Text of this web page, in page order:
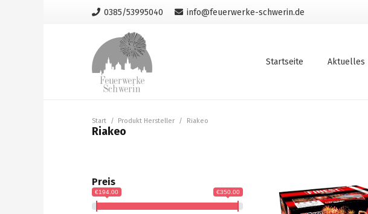
0385/53995040 info@feuerwerke-schwerin.de
Startseite Aktuelles
Start / Produkt Hersteller / Riakeo
Riakeo
Preis
€194.00 €350.00